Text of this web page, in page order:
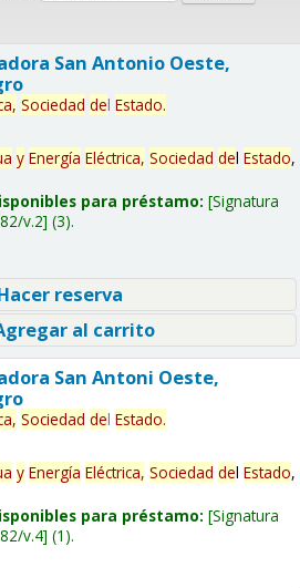
San Antonio Oeste,
Sociedad del Estado.
y Energía Eléctrica, Sociedad del Estado,
para préstamo: Signatura
v.2 (3).
reserva
al carrito
San Antoni Oeste,
Sociedad del Estado.
y Energía Eléctrica, Sociedad del Estado,
para préstamo: Signatura
v.4 (1).